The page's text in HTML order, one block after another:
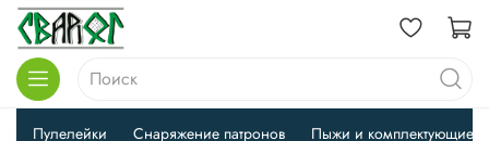
Пулелейки Снаряжение патронов Пыжи и комплектующие